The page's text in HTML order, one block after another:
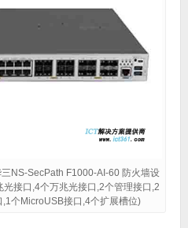
NS-SecPath F1000-AI-60 防火墙设
接口,4个万兆光接口,2个管理接口,2
个MicroUSB接口,4个扩展槽位)